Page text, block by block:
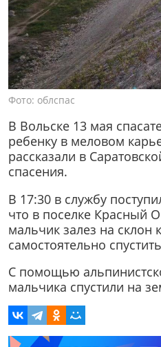
Фото: облспас
В Вольске 13 мая
ребенку в меловом
рассказали в
спасения.
В 17:30 в службу
что в поселке Красный
мальчик залез на склон
самостоятельно
С помощью
мальчика спустили на